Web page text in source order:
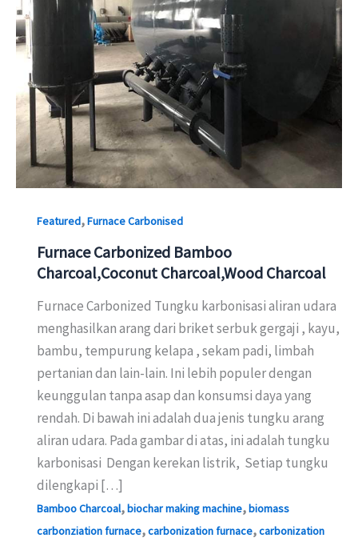
Featured,Furnace Carbonised
Furnace Carbonized Bamboo
Charcoal,Coconut Charcoal,Wood Charcoal
Furnace Carbonized Tungku karbonisasi aliran udara
menghasilkan arang dari briket serbuk gergaji , kayu,
bambu, tempurung kelapa , sekam padi, limbah
pertanian dan lain-lain. Ini lebih populer dengan
keunggulan tanpa asap dan konsumsi daya yang
rendah. Di bawah ini adalah dua jenis tungku arang
aliran udara. Pada gambar di atas, ini adalah tungku
karbonisasi Dengan kerekan listrik, Setiap tungku
dilengkapi […]
Bamboo Charcoal,biochar making machine,biomass
carbonziation furnace,carbonization furnace,carbonization